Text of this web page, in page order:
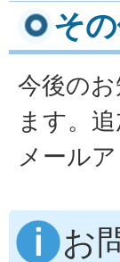
そ
今後の
ます。
メール
お